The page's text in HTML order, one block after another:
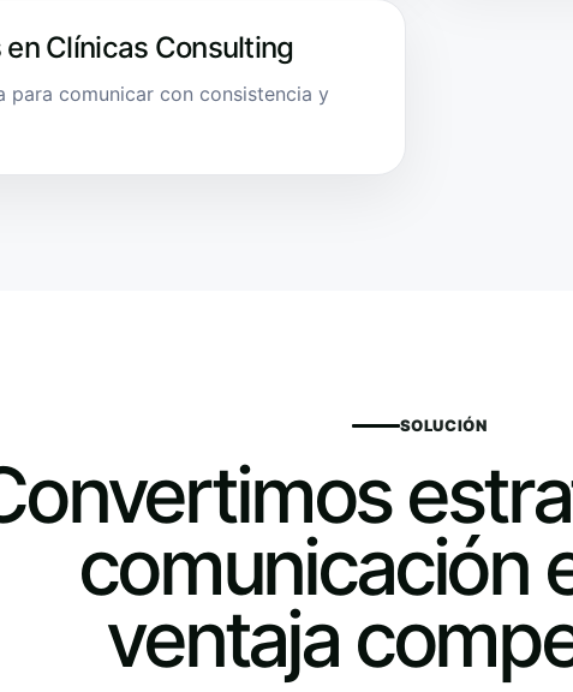
Clínicas Consulting
para comunicar con consistencia y
SOLUCIÓN
comunicación
ventaja